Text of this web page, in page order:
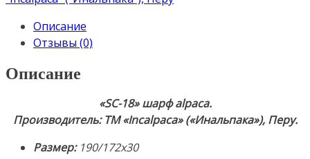
190/172х30см.
55%
alpaca,
шерсть-
wool,
Описание
Отзывы (0)
Описание
«SC-18» шарф alpaca.
Производитель: ТМ «Incalpaca» («Инальпака»), Перу.
Размер:190/172х30